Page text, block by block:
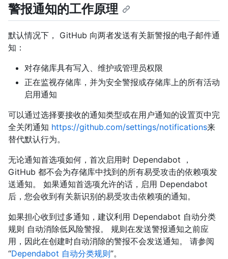
警报通知的工作原理
默认情况下， GitHub 向两者发送有关新警报的电子邮件通
知：
对存储库具有写入、维护或管理员权限
正在监视存储库，并为安全警报或存储库上的所有活动
启用通知
可以通过选择要接收的通知类型或在用户通知的设置页中完
全关闭通知 https://github.com/settings/notifications来
替代默认行为。
无论通知首选项如何，首次启用时 Dependabot ，
GitHub 都不会为存储库中找到的所有易受攻击的依赖项发
送通知。 如果通知首选项允许的话，启用 Dependabot
后，您会收到有关新识别的易受攻击依赖项的通知。
如果担心收到过多通知，建议利用 Dependabot 自动分类
规则 自动消除低风险警报。 规则在发送警报通知之前应
用，因此在创建时自动消除的警报不会发送通知。 请参阅
“Dependabot 自动分类规则”。